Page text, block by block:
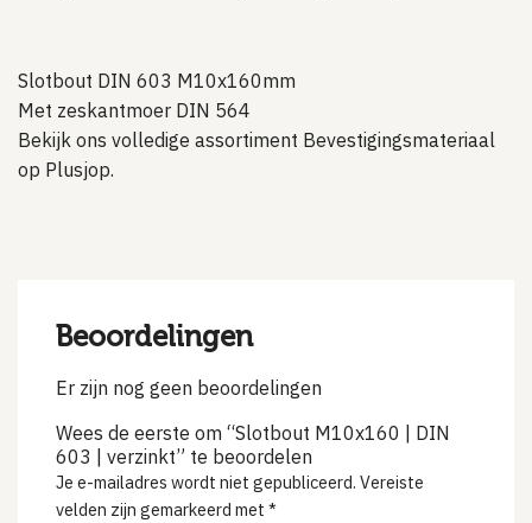
Slotbout DIN 603 M10x160mm
Met zeskantmoer DIN 564
Bekijk ons volledige assortiment Bevestigingsmateriaal
op Plusjop.
Beoordelingen
Er zijn nog geen beoordelingen
Wees de eerste om “Slotbout M10x160 | DIN
603 | verzinkt” te beoordelen
Je e-mailadres wordt niet gepubliceerd. Vereiste
velden zijn gemarkeerd met *